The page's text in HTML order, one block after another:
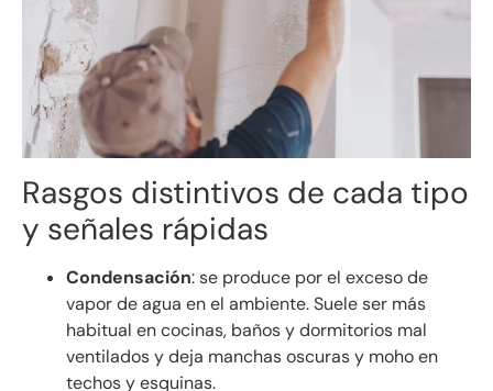
Rasgos distintivos de cada tipo
y señales rápidas
Condensación: se produce por el exceso de
vapor de agua en el ambiente. Suele ser más
habitual en cocinas, baños y dormitorios mal
ventilados y deja manchas oscuras y moho en
techos y esquinas.